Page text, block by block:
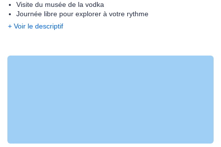
Visite du musée de la vodka
Journée libre pour explorer à votre rythme
+ Voir le descriptif